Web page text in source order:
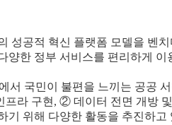
공적 혁신 플랫폼 모델을 벤
한 정부 서비스를 편리하게
서 국민이 불편을 느끼는 공공
프라 구현, ② 데이터 전면 개방
위해 다양한 활동을 추진하고